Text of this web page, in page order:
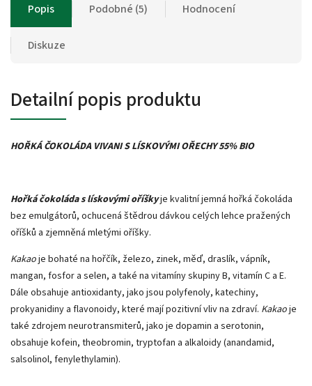
Popis Podobné (5) Hodnocení
Diskuze
Detailní popis produktu
HOŘKÁ ČOKOLÁDA VIVANI S LÍSKOVÝMI OŘECHY 55% BIO
Hořká čokoláda s lískovými oříškyje kvalitní jemná hořká čokoláda
bez emulgátorů, ochucená štědrou dávkou celých lehce pražených
oříšků a zjemněná mletými oříšky.
Kakaoje bohaté na hořčík, železo, zinek, měď, draslík, vápník,
mangan, fosfor a selen, a také na vitamíny skupiny B, vitamín C a E.
Dále obsahuje antioxidanty, jako jsou polyfenoly, katechiny,
prokyanidiny a flavonoidy, které mají pozitivní vliv na zdraví. Kakaoje
také zdrojem neurotransmiterů, jako je dopamin a serotonin,
obsahuje kofein, theobromin, tryptofan a alkaloidy (anandamid,
salsolinol, fenylethylamin).